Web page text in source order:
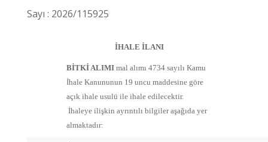
Sayı : 2026/115925
İHALE İLANI
BİTKİ ALIMI mal alımı 4734 sayılı Kamu
İhale Kanununun 19 uncu maddesine göre
açık ihale usulü ile ihale edilecektir.
İhaleye ilişkin ayrıntılı bilgiler aşağıda yer
almaktadır: